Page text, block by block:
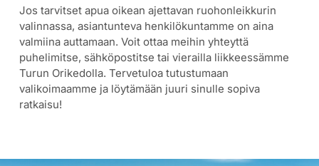
Jos tarvitset apua oikean ajettavan ruohonleikkurin
valinnassa, asiantunteva henkilökuntamme on aina
valmiina auttamaan. Voit ottaa meihin yhteyttä
puhelimitse, sähköpostitse tai vierailla liikkeessämme
Turun Orikedolla. Tervetuloa tutustumaan
valikoimaamme ja löytämään juuri sinulle sopiva
ratkaisu!